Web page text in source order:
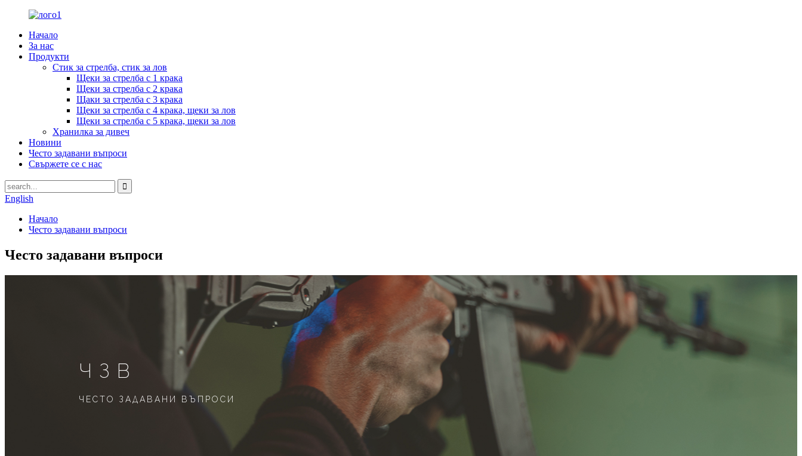
Начало
За нас
Продукти
Стик за стрелба, стик за лов
Щеки за стрелба с 1 крака
Щеки за стрелба с 2 крака
Щаки за стрелба с 3 крака
Щеки за стрелба с 4 крака, щеки за лов
Щеки за стрелба с 5 крака, щеки за лов
Хранилка за дивеч
Новини
Често задавани въпроси
Свържете се с нас
English
Начало
Често задавани въпроси
Често задавани въпроси
ЧЗВ
ЧЕСТО ЗАДАВАНИ ВЪПРОСИ